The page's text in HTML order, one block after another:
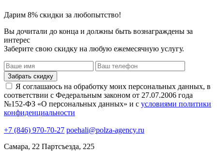
Дарим 8% скидки за любопытство!
Вы дочитали до конца и должны быть вознаграждены за
интерес
Заберите свою скидку на любую ежемесячную услугу.
Забрать скидку
Я соглашаюсь на обработку моих персональных данных, в
соответствии с Федеральным законом от 27.07.2006 года
№152-ФЗ «О персональных данных» и с условиями политики
конфиденциальности
+7 (846) 970-70-27 poehali@polza-agency.ru
Самара, 22 Партсъезда, 225